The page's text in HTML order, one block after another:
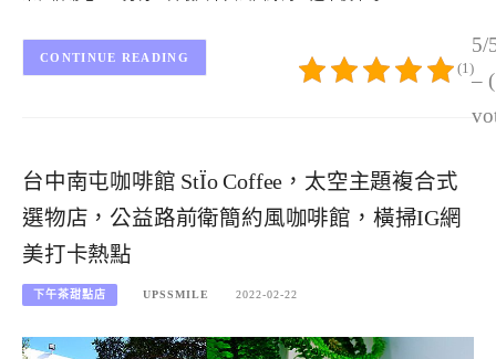
5/
–
(1)
CONTINUE READING
台中南屯咖啡館 StÏo Coffee，太空主題複合式
選物店，公益路前衛簡約風咖啡館，橫掃IG網
美打卡熱點
下午茶甜點店 UPSSMILE 2022-02-22